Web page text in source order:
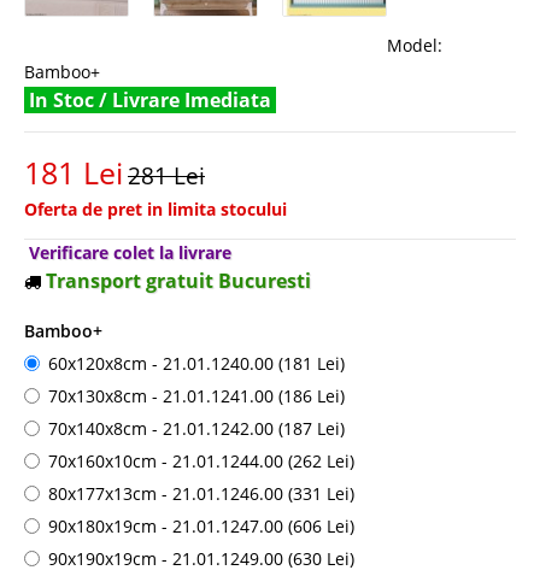
Model:
Bamboo+
In Stoc / Livrare Imediata
181 Lei281 Lei
Oferta de pret in limita stocului
Verificare colet la livrare
Transport gratuit Bucuresti
Bamboo+
60x120x8cm - 21.01.1240.00 (181 Lei)
70x130x8cm - 21.01.1241.00 (186 Lei)
70x140x8cm - 21.01.1242.00 (187 Lei)
70x160x10cm - 21.01.1244.00 (262 Lei)
80x177x13cm - 21.01.1246.00 (331 Lei)
90x180x19cm - 21.01.1247.00 (606 Lei)
90x190x19cm - 21.01.1249.00 (630 Lei)